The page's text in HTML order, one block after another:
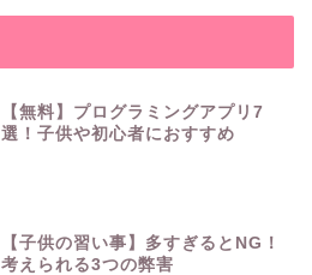
【無料】プログラミングアプリ7
選！子供や初心者におすすめ
【子供の習い事】多すぎるとNG！
考えられる3つの弊害